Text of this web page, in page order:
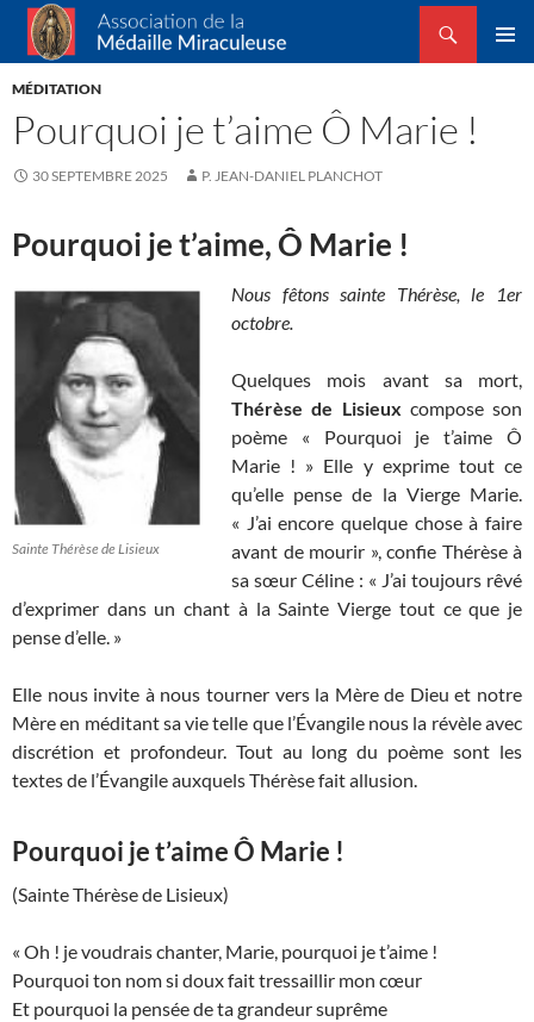
Association de la Médaille Miraculeuse
Recherche
ALLER
AU
MÉDITATION
Pourquoi je t’aime Ô Marie !
30 SEPTEMBRE 2025 P. JEAN-DANIEL PLANCHOT
Pourquoi je t’aime, Ô Marie !
Sainte Thérèse de Lisieux
Nous fêtons sainte Thérèse, le 1er
octobre.
Quelques mois avant sa mort,
Thérèse de Lisieux compose son
poème « Pourquoi je t’aime Ô
Marie ! » Elle y exprime tout ce
qu’elle pense de la Vierge Marie.
« J’ai encore quelque chose à faire
avant de mourir », confie Thérèse à
sa sœur Céline : « J’ai toujours rêvé
d’exprimer dans un chant à la Sainte Vierge tout ce que je
pense d’elle. »
Elle nous invite à nous tourner vers la Mère de Dieu et notre
Mère en méditant sa vie telle que l’Évangile nous la révèle avec
discrétion et profondeur. Tout au long du poème sont les
textes de l’Évangile auxquels Thérèse fait allusion.
Pourquoi je t’aime Ô Marie !
(Sainte Thérèse de Lisieux)
« Oh ! je voudrais chanter, Marie, pourquoi je t’aime !
Pourquoi ton nom si doux fait tressaillir mon cœur
Et pourquoi la pensée de ta grandeur suprême